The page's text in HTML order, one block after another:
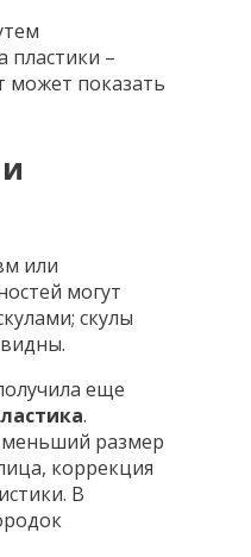
пластики –
может показать
или
могут
скулы
еще
.
меньший размер
коррекция
В